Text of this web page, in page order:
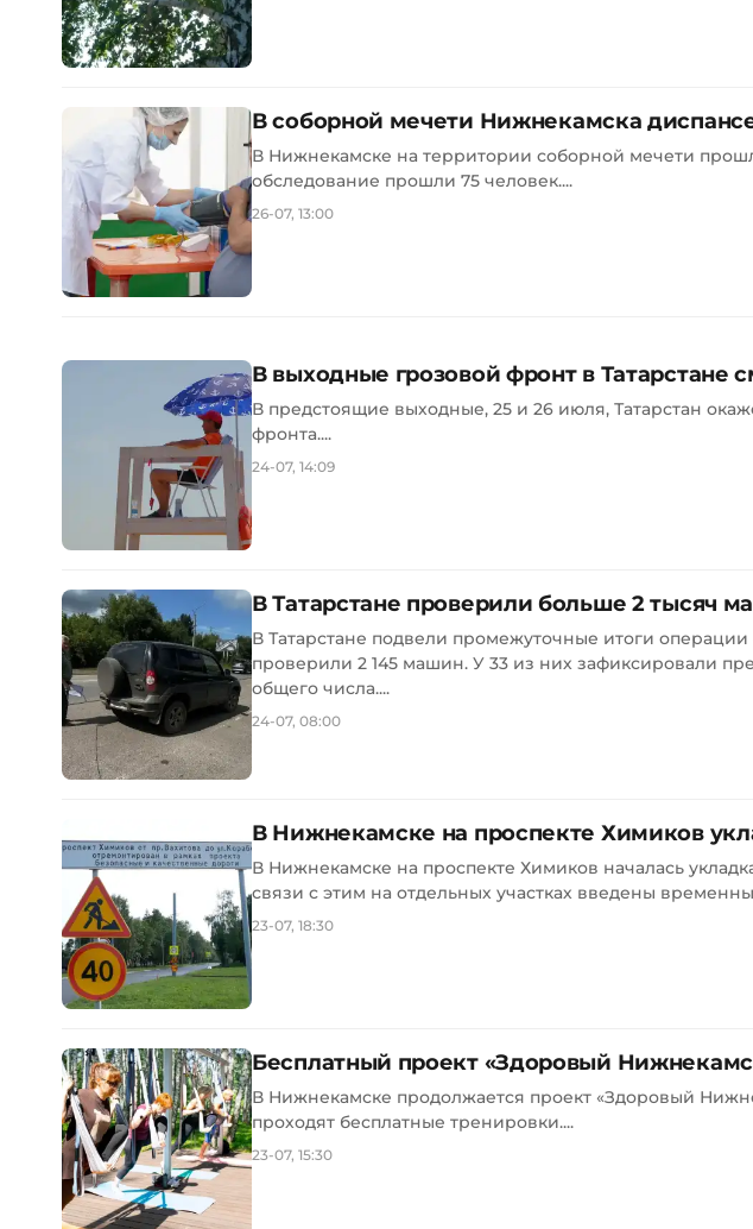
В соборной мечети Нижнекамска
В Нижнекамске на территории соборной мечети
обследование прошли 75 человек....
26-07, 13:00
В выходные грозовой фронт в Татарстане
В предстоящие выходные, 25 и 26 июля, Татарстан
фронта....
24-07, 14:09
В Татарстане проверили больше 2 тысяч
В Татарстане подвели промежуточные итоги
проверили 2 145 машин. У 33 из них зафиксировали
общего числа....
24-07, 08:00
В Нижнекамске на проспекте Химиков
В Нижнекамске на проспекте Химиков началась
связи с этим на отдельных участках введены
23-07, 18:30
Бесплатный проект «Здоровый
В Нижнекамске продолжается проект «Здоровый
проходят бесплатные тренировки....
23-07, 15:30